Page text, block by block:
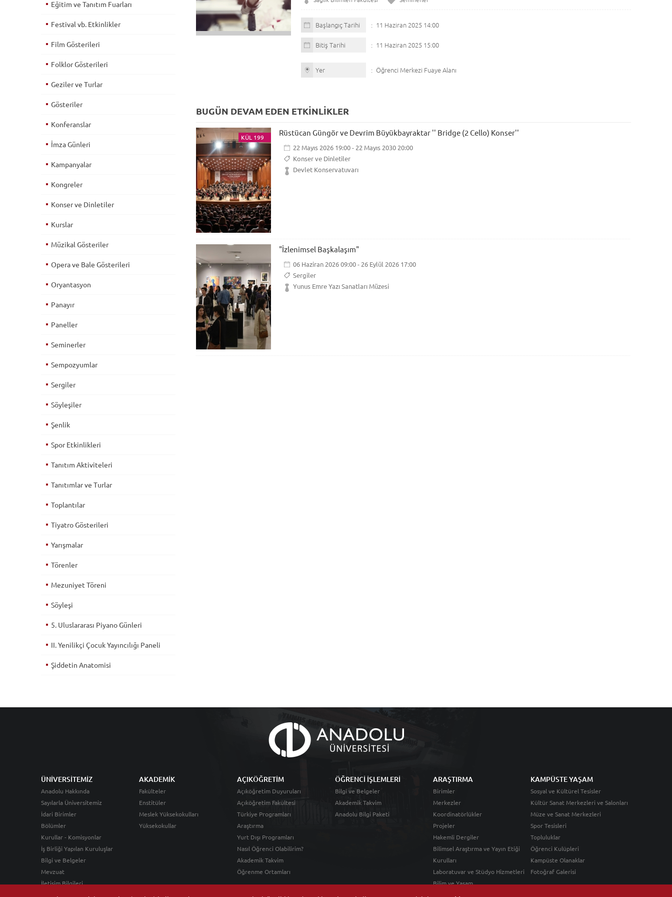
Başlangıç Tarihi 11 Haziran 2025 14:00
Bitiş Tarihi 11 Haziran 2025 15:00
Yer Öğrenci Merkezi Fuaye Alanı
BUGÜN DEVAM EDEN ETKİNLİKLER
KÜL 199 Rüstücan Güngör ve Devrim Büyükbayraktar '' Bridge (2 Cello) Konser''
22 Mayıs 2026 19:00 - 22 Mayıs 2030 20:00
Konser ve Dinletiler
Devlet Konservatuvarı
"İzlenimsel Başkalaşım"
06 Haziran 2026 09:00 - 26 Eylül 2026 17:00
Sergiler
Yunus Emre Yazı Sanatları Müzesi
Eğitim ve Tanıtım Fuarları
Festival vb. Etkinlikler
Film Gösterileri
Folklor Gösterileri
Geziler ve Turlar
Gösteriler
Konferanslar
İmza Günleri
Kampanyalar
Kongreler
Konser ve Dinletiler
Kurslar
Müzikal Gösteriler
Opera ve Bale Gösterileri
Oryantasyon
Panayır
Paneller
Seminerler
Sempozyumlar
Sergiler
Söyleşiler
Şenlik
Spor Etkinlikleri
Tanıtım Aktiviteleri
Tanıtımlar ve Turlar
Toplantılar
Tiyatro Gösterileri
Yarışmalar
Törenler
Mezuniyet Töreni
Söyleşi
5. Uluslararası Piyano Günleri
II. Yenilikçi Çocuk Yayıncılığı Paneli
Şiddetin Anatomisi
ÜNİVERSİTEMİZ
Anadolu Hakkında
Sayılarla Üniversitemiz
İdari Birimler
Bölümler
Kurullar - Komisyonlar
İş Birliği Yapılan Kuruluşlar
Bilgi ve Belgeler
Mevzuat
İletişim Bilgileri
AKADEMİK
Fakülteler
Enstitüler
Meslek Yüksekokulları
Yüksekokullar
AÇIKÖĞRETİM
Açıköğretim Duyuruları
Açıköğretim Fakültesi
Türkiye Programları
Araştırma
Yurt Dışı Programları
Nasıl Öğrenci Olabilirim?
Akademik Takvim
Öğrenme Ortamları
ÖĞRENCİ İŞLEMLERİ
Bilgi ve Belgeler
Akademik Takvim
Anadolu Bilgi Paketi
ARAŞTIRMA
Birimler
Merkezler
Koordinatörlükler
Projeler
Hakemli Dergiler
Bilimsel Araştırma ve Yayın Etiği
Kurulları
Laboratuvar ve Stüdyo Hizmetleri
Bilim ve Yaşam
KAMPÜSTE YAŞAM
Sosyal ve Kültürel Tesisler
Kültür Sanat Merkezleri ve Salonları
Müze ve Sanat Merkezleri
Spor Tesisleri
Topluluklar
Öğrenci Kulüpleri
Kampüste Olanaklar
Fotoğraf Galerisi